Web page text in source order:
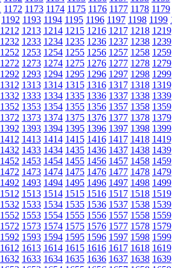
1172 1173 1174 1175 1176 1177 1178 1179
1192 1193 1194 1195 1196 1197 1198 1199
1212 1213 1214 1215 1216 1217 1218 1219
1232 1233 1234 1235 1236 1237 1238 1239
1252 1253 1254 1255 1256 1257 1258 1259
1272 1273 1274 1275 1276 1277 1278 1279
1292 1293 1294 1295 1296 1297 1298 1299
1312 1313 1314 1315 1316 1317 1318 1319
1332 1333 1334 1335 1336 1337 1338 1339
1352 1353 1354 1355 1356 1357 1358 1359
1372 1373 1374 1375 1376 1377 1378 1379
1392 1393 1394 1395 1396 1397 1398 1399
1412 1413 1414 1415 1416 1417 1418 1419
1432 1433 1434 1435 1436 1437 1438 1439
1452 1453 1454 1455 1456 1457 1458 1459
1472 1473 1474 1475 1476 1477 1478 1479
1492 1493 1494 1495 1496 1497 1498 1499
1512 1513 1514 1515 1516 1517 1518 1519
1532 1533 1534 1535 1536 1537 1538 1539
1552 1553 1554 1555 1556 1557 1558 1559
1572 1573 1574 1575 1576 1577 1578 1579
1592 1593 1594 1595 1596 1597 1598 1599
1612 1613 1614 1615 1616 1617 1618 1619
1632 1633 1634 1635 1636 1637 1638 1639